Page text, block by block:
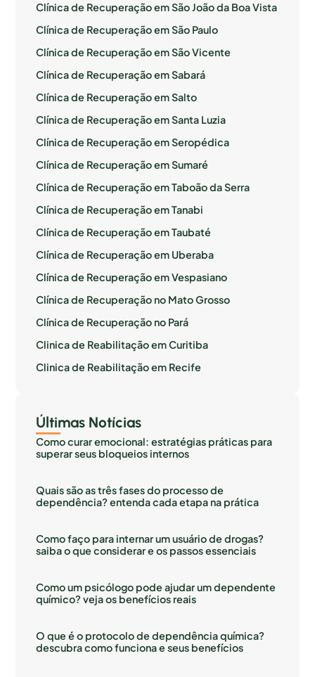
Clínica de Recuperação em São João da Boa Vista
Clínica de Recuperação em São Paulo
Clínica de Recuperação em São Vicente
Clínica de Recuperação em Sabará
Clínica de Recuperação em Salto
Clínica de Recuperação em Santa Luzia
Clínica de Recuperação em Seropédica
Clínica de Recuperação em Sumaré
Clínica de Recuperação em Taboão da Serra
Clínica de Recuperação em Tanabi
Clínica de Recuperação em Taubaté
Clínica de Recuperação em Uberaba
Clínica de Recuperação em Vespasiano
Clínica de Recuperação no Mato Grosso
Clínica de Recuperação no Pará
Clinica de Reabilitação em Curitiba
Clinica de Reabilitação em Recife
Últimas Notícias
Como curar emocional: estratégias práticas para
superar seus bloqueios internos
Quais são as três fases do processo de
dependência? entenda cada etapa na prática
Como faço para internar um usuário de drogas?
saiba o que considerar e os passos essenciais
Como um psicólogo pode ajudar um dependente
químico? veja os benefícios reais
O que é o protocolo de dependência química?
descubra como funciona e seus benefícios